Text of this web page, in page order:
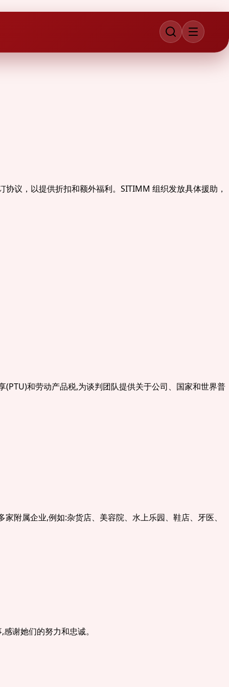
议，以提供折扣和额外福利。SITIMM 组织发放具体援助，
和劳动产品税,为谈判团队提供关于公司、国家和世界普
附属企业,例如:杂货店、美容院、水上乐园、鞋店、牙医、
谢她们的努力和忠诚。